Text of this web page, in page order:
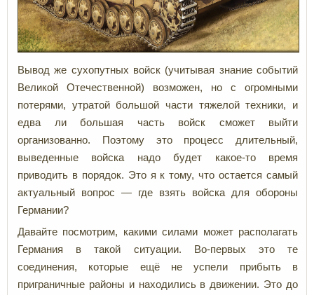
Вывод же сухопутных войск (учитывая знание событий
Великой Отечественной) возможен, но с огромными
потерями, утратой большой части тяжелой техники, и
едва ли большая часть войск сможет выйти
организованно. Поэтому это процесс длительный,
выведенные войска надо будет какое-то время
приводить в порядок. Это я к тому, что остается самый
актуальный вопрос — где взять войска для обороны
Германии?
Давайте посмотрим, какими силами может располагать
Германия в такой ситуации. Во-первых это те
соединения, которые ещё не успели прибыть в
приграничные районы и находились в движении. Это до